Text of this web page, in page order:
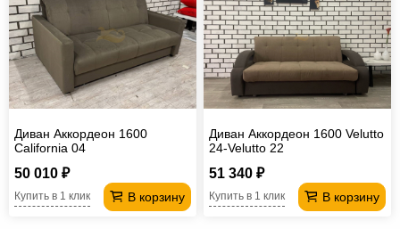
Диван Аккордеон 1600
California 04
50 010 ₽
В корзину
Купить в 1 клик
Диван Аккордеон 1600 Velutto
24-Velutto 22
51 340 ₽
В корзину
Купить в 1 клик